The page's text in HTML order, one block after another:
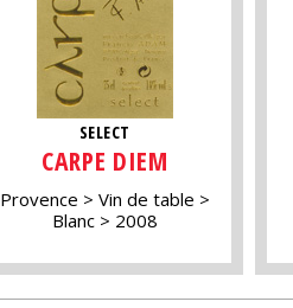
SELECT
CARPE DIEM
Provence
Vin de table
Blanc
2008